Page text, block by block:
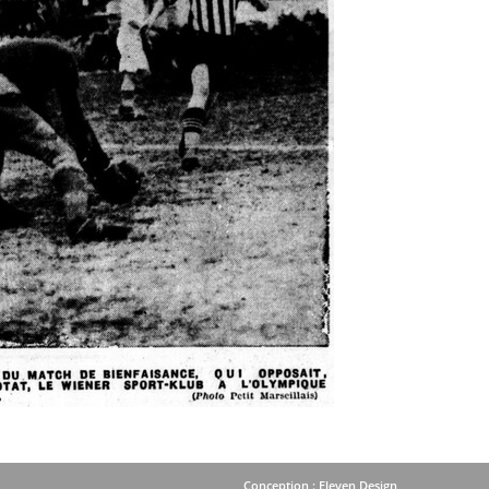
Conception : Eleven Design